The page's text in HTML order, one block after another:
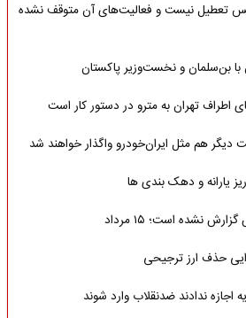
تعطیل نیست و فعالیت‌های آن متوقف نشده
با بن‌سلمان و نخست‌وزیر پاکستان
اطراف تهران به مترو در دستور کار است
دیگر هم مثل ایران‌خودرو واگذار خواهند شد
یارانه و دهک بندی ها
نشده است؛ ۱۵ مرداد
حذف ارز ترجیحی
ندادند ضدنقلاب وارد شوند